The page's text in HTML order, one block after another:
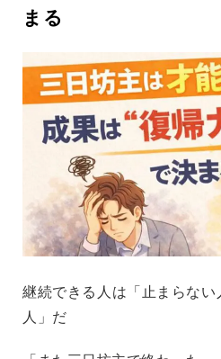
まる
継続できる人は「止まらない
人」だ